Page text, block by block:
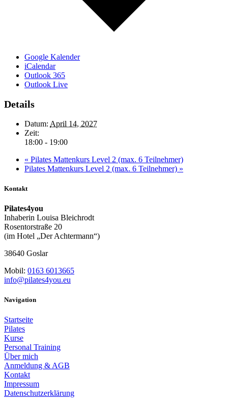
Google Kalender
iCalendar
Outlook 365
Outlook Live
Details
Datum: April 14, 2027
Zeit:
18:00 - 19:00
« Pilates Mattenkurs Level 2 (max. 6 Teilnehmer)
Pilates Mattenkurs Level 2 (max. 6 Teilnehmer) »
Kontakt
Pilates4you
Inhaberin Louisa Bleichrodt
Rosentorstraße 20
(im Hotel „Der Achtermann“)
38640 Goslar
Mobil: 0163 6013665
info@pilates4you.eu
Navigation
Startseite
Pilates
Kurse
Personal Training
Über mich
Anmeldung & AGB
Kontakt
Impressum
Datenschutzerklärung